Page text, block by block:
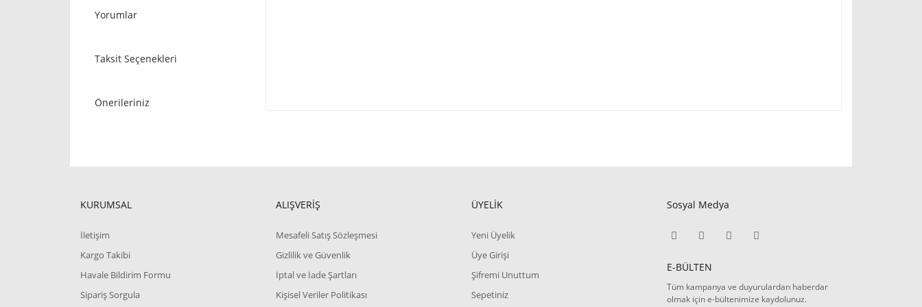
Yorumlar
Taksit Seçenekleri
Önerileriniz
KURUMSAL
İletişim
Kargo Takibi
Havale Bildirim Formu
Sipariş Sorgula
ALIŞVERİŞ
Mesafeli Satış Sözleşmesi
Gizlilik ve Güvenlik
İptal ve İade Şartları
Kişisel Veriler Politikası
ÜYELİK
Yeni Üyelik
Üye Girişi
Şifremi Unuttum
Sepetiniz
Sosyal Medya
E-BÜLTEN
Tüm kampanya ve duyurulardan haberdar
olmak için e-bültenimize kaydolunuz.